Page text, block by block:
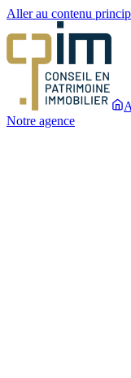
Aller au contenu
Notre agence